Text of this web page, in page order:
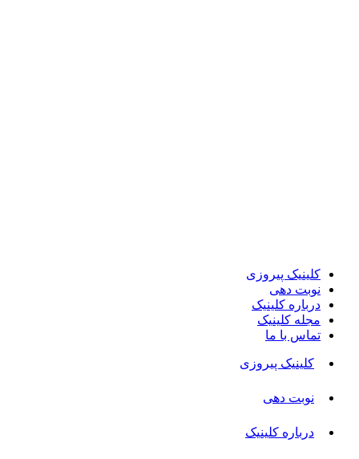
کلینیک پیروزی
نوبت دهی
درباره کلینیک
مجله کلینیک
تماس با ما
کلینیک پیروزی
نوبت دهی
درباره کلینیک